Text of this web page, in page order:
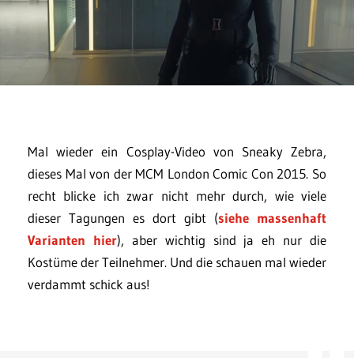
Mal wieder ein Cosplay-Video von Sneaky Zebra,
dieses Mal von der MCM London Comic Con 2015. So
recht blicke ich zwar nicht mehr durch, wie viele
dieser Tagungen es dort gibt (siehe massenhaft
Varianten hier), aber wichtig sind ja eh nur die
Kostüme der Teilnehmer. Und die schauen mal wieder
verdammt schick aus!